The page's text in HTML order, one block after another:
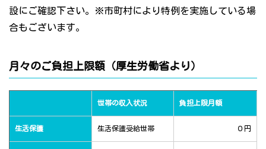
設にご確認下さい。※市町村により特例を実施している場
合もございます。
月々のご負担上限額（厚生労働省より）
世帯の収入状況 負担上限月額
生活保護 生活保護受給世帯 ０円